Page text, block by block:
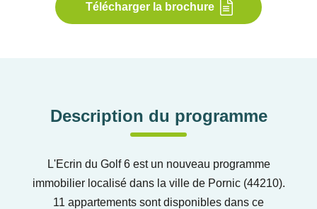
Télécharger la brochure
Description du programme
L'Ecrin du Golf 6 est un nouveau programme
immobilier localisé dans la ville de Pornic (44210).
11 appartements sont disponibles dans ce